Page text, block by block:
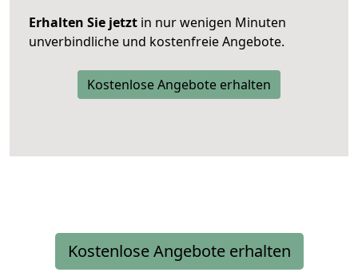
Erhalten Sie jetzt in nur wenigen Minuten
unverbindliche und kostenfreie Angebote.
Kostenlose Angebote erhalten
Kostenlose Angebote erhalten